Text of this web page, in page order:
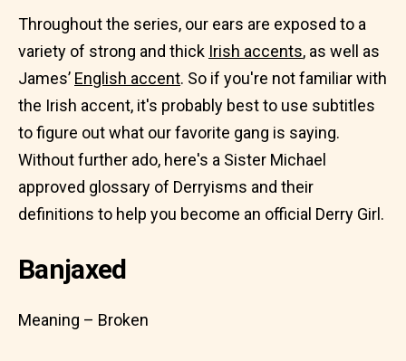
Throughout the series, our ears are exposed to a
variety of strong and thick Irish accents, as well as
James’ English accent. So if you're not familiar with
the Irish accent, it's probably best to use subtitles
to figure out what our favorite gang is saying.
Without further ado, here's a Sister Michael
approved glossary of Derryisms and their
definitions to help you become an official Derry Girl.
Banjaxed
Meaning – Broken